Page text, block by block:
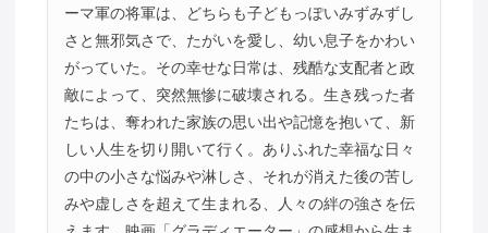
ーマ軍の将軍は、どちらも子どもっぽいみずみずし
さと無邪気さで、たがいを愛し、幼い息子をかわい
がっていた。その幸せな日常は、残酷な支配者と政
敵によって、突然無惨に破壊される。生き残った者
たちは、奪われた家族の思い出や記憶を抱いて、新
しい人生を切り開いて行く。ありふれた幸福な日々
の中の小さな悩みや淋しさ、それが消えた後の苦し
みや虚しさを超えて生まれる、人々の絆の強さを伝